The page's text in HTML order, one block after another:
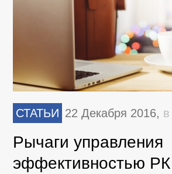
СТАТЬИ 22 Декабря 2016,
Рычаги управления
эффективностью